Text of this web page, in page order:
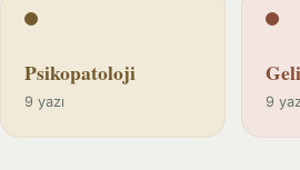
Psikopatoloji
9 yazı 9